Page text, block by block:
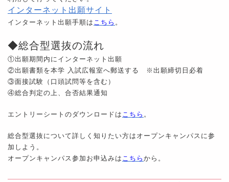
インターネット出願サイト
インターネット出願手順は こちら 。
◆総合型選抜の流れ
①出願期間内にインターネット出願
②出願書類を本学 入試広報室へ郵送する ※出願締切日必着
③面接試験（口頭試問等を含む）
④総合判定の上、合否結果通知
エントリーシートのダウンロードは こちら 。
総合型選抜について詳しく知りたい方はオープンキャンパスに参
加しよう。
オープンキャンパス参加お申込みは こちら から。